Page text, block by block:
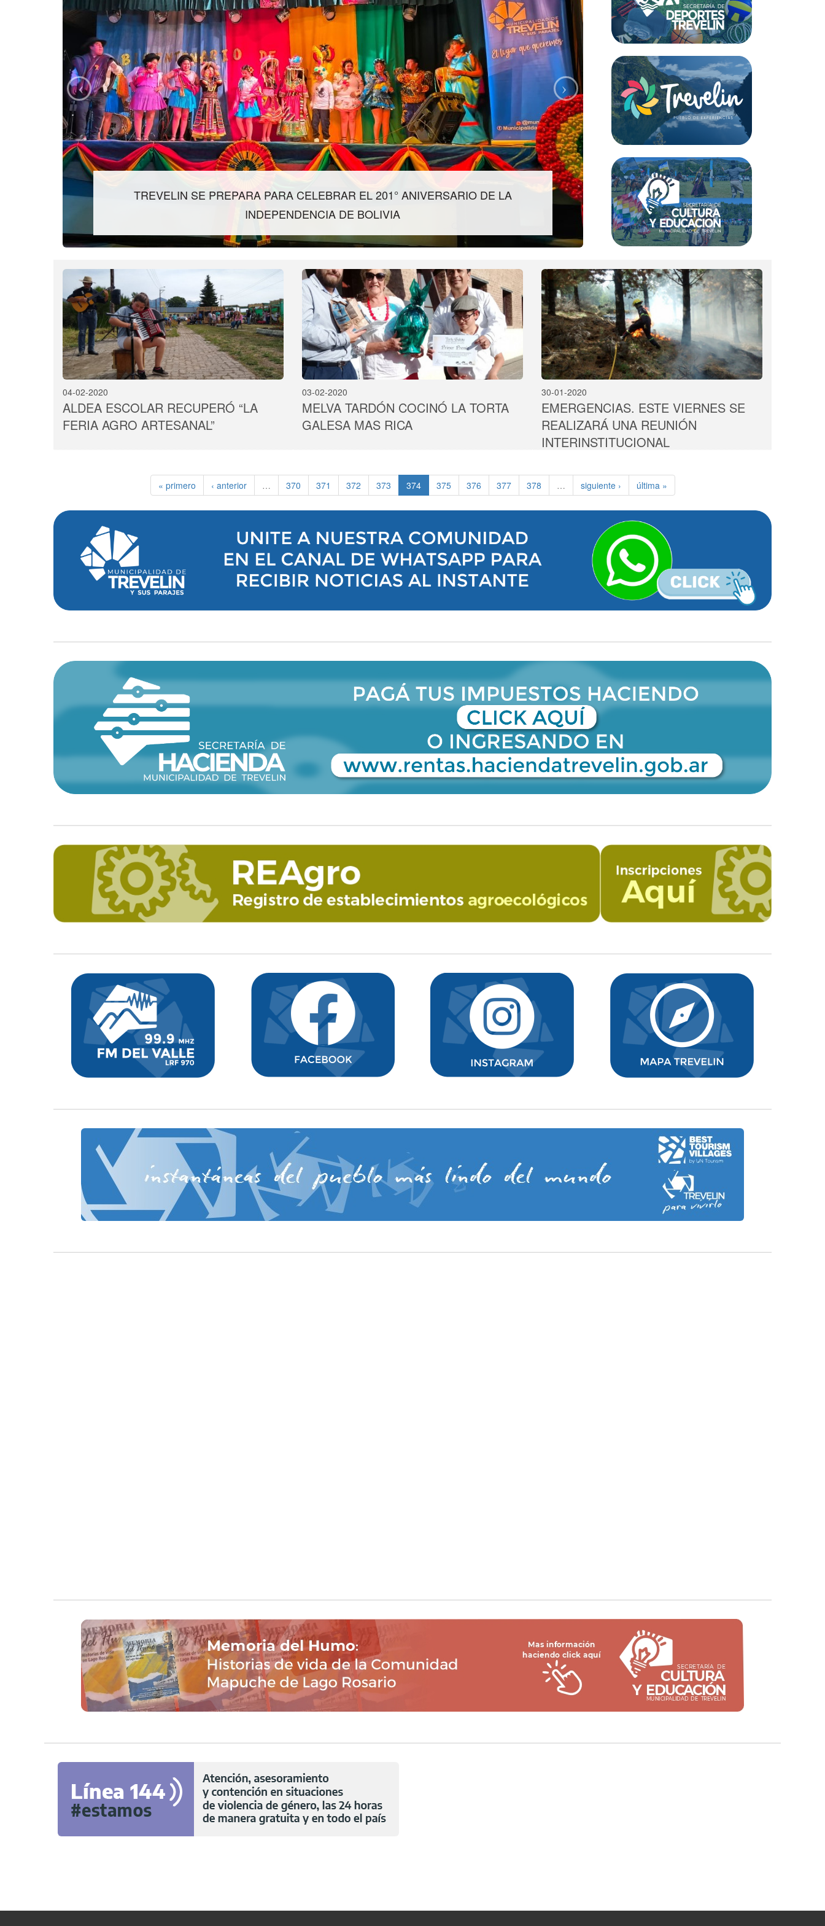
TREVELIN SE PREPARA PARA CELEBRAR EL 201° ANIVERSARIO DE LA
INDEPENDENCIA DE BOLIVIA
04-02-2020
ALDEA ESCOLAR RECUPERÓ “LA
FERIA AGRO ARTESANAL”
03-02-2020
MELVA TARDÓN COCINÓ LA TORTA
GALESA MAS RICA
30-01-2020
EMERGENCIAS. ESTE VIERNES SE
REALIZARÁ UNA REUNIÓN
INTERINSTITUCIONAL
« primero ‹ anterior … 370 371 372 373 374 375 376 377 378 … siguiente › última »